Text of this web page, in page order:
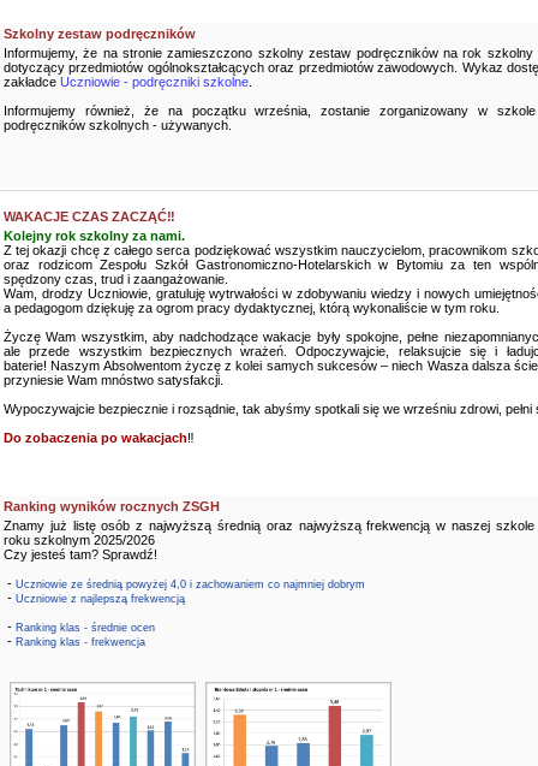
Szkolny zestaw podręczników
Informujemy, że na stronie zamieszczono szkolny zestaw podręczników na rok szkolny
dotyczący przedmiotów ogólnokształcących oraz przedmiotów zawodowych. Wykaz
zakładce Uczniowie - podręczniki szkolne
Informujemy również, że na początku września, zostanie zorganizowany w
podręczników szkolnych - używanych.
WAKACJE CZAS ZACZĄĆ‼️
Kolejny rok szkolny za nami.
Z tej okazji chcę z całego serca podziękować wszystkim nauczycielom, pracownikom
oraz rodzicom Zespołu Szkół Gastronomiczno-Hotelarskich w Bytomiu za ten
spędzony czas, trud i zaangażowanie.
Wam, drodzy Uczniowie, gratuluję wytrwałości w zdobywaniu wiedzy i nowych
a pedagogom dziękuję za ogrom pracy dydaktycznej, którą wykonaliście w tym roku.
Życzę Wam wszystkim, aby nadchodzące wakacje były spokojne, pełne
ale przede wszystkim bezpiecznych wrażeń. Odpoczywajcie, relaksujcie się i
baterie! Naszym Absolwentom życzę z kolei samych sukcesów – niech Wasza dalsza
przyniesie Wam mnóstwo satysfakcji.
Wypoczywajcie bezpiecznie i rozsądnie, tak abyśmy spotkali się we wrześniu zdrowi, pełni
Do zobaczenia po wakacjach‼️
Ranking wyników rocznych ZSGH
Znamy już listę osób z najwyższą średnią oraz najwyższą frekwencją w naszej szkole
roku szkolnym 2025/2026
Czy jesteś tam? Sprawdź!
- Uczniowie ze średnią powyżej 4,0 i zachowaniem co najmniej dobrym
- Uczniowie z najlepszą frekwencją
- Ranking klas - średnie ocen
- Ranking klas - frekwencja